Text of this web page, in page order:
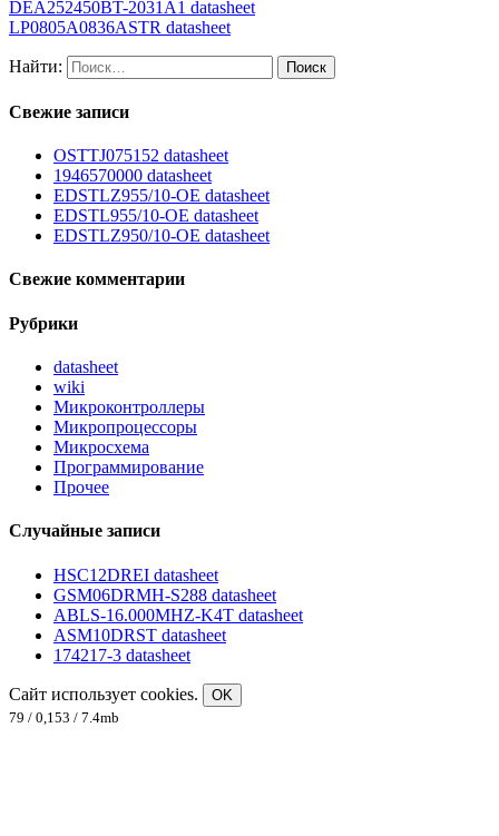
DEA252450BT-2031A1 datasheet
LP0805A0836ASTR datasheet
Найти:
Свежие записи
OSTTJ075152 datasheet
1946570000 datasheet
EDSTLZ955/10-OE datasheet
EDSTL955/10-OE datasheet
EDSTLZ950/10-OE datasheet
Свежие комментарии
Рубрики
datasheet
wiki
Микроконтроллеры
Микропроцессоры
Микросхема
Программирование
Прочее
Случайные записи
HSC12DREI datasheet
GSM06DRMH-S288 datasheet
ABLS-16.000MHZ-K4T datasheet
ASM10DRST datasheet
174217-3 datasheet
Сайт использует cookies.
OK
79 / 0,153 / 7.4mb